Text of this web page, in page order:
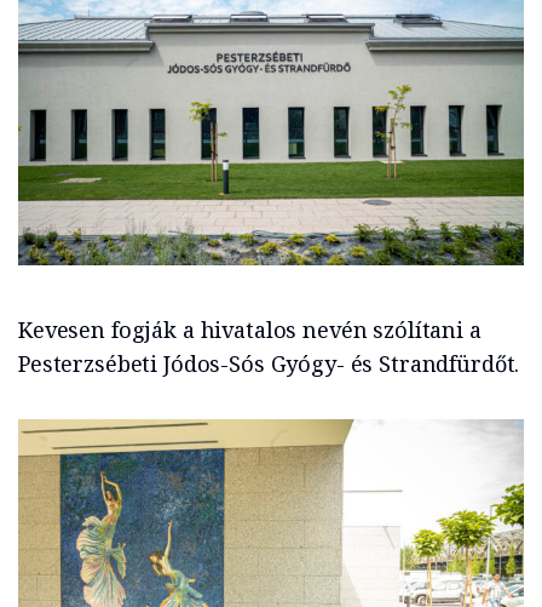
Kevesen fogják a hivatalos nevén szólítani a
Pesterzsébeti Jódos-Sós Gyógy- és Strandfürdőt.